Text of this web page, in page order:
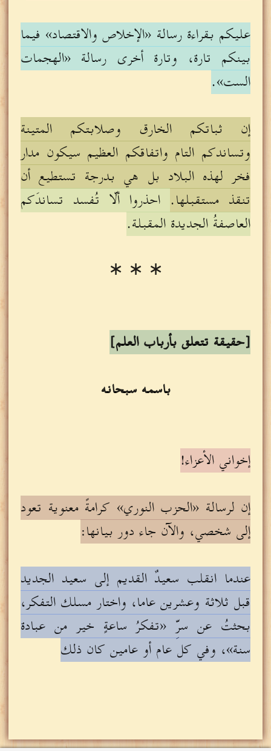
عليكم بقراءة رسالة «الإخلاص والاقتصاد» فيما
بينكم تارة، وتارة أخرى رسالة «الهجمات
الست».
إن ثباتكم الخارق وصلابتكم المتينة
وتساندكم التام واتفاقكم العظيم سيكون مدار
فخر لهذه البلاد بل هي بدرجة تستطيع أن
تنقذ مستقبلها. احذروا ألّا تُفسد تساندَكم
العاصفةُ الجديدة المقبلة.
∗ ∗ ∗
[حقيقة تتعلق بأرباب العلم]
باسمه سبحانه
إخواني الأعزاء!
إن لرسالة «الحزب النوري» كرامةً معنوية تعود
إلى شخصي، والآن جاء دور بيانها:
عندما انقلب سعيدٌ القديم إلى سعيد الجديد
قبل ثلاثة وعشرين عاما، واختار مسلك التفكر،
بحثتُ عن سرِّ «تفكرُ ساعةٍ خير من عبادة
سنة»، وفي كل عام أو عامين كان ذلك